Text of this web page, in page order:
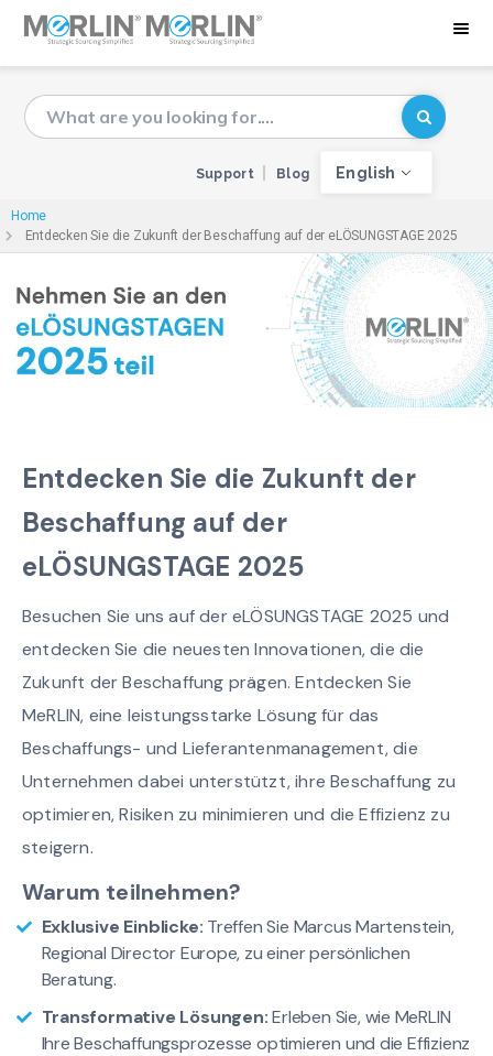
Support Blog English
Home
Entdecken Sie die Zukunft der Beschaffung auf der eLÖSUNGSTAGE 2025
Entdecken Sie die Zukunft der
Beschaffung auf der
eLÖSUNGSTAGE 2025
Besuchen Sie uns auf der eLÖSUNGSTAGE 2025 und
entdecken Sie die neuesten Innovationen, die die
Zukunft der Beschaffung prägen. Entdecken Sie
MeRLIN, eine leistungsstarke Lösung für das
Beschaffungs- und Lieferantenmanagement, die
Unternehmen dabei unterstützt, ihre Beschaffung zu
optimieren, Risiken zu minimieren und die Effizienz zu
steigern.
Warum teilnehmen?
Exklusive Einblicke: Treffen Sie Marcus Martenstein,
Regional Director Europe, zu einer persönlichen
Beratung.
Transformative Lösungen:Erleben Sie, wie MeRLIN
Ihre Beschaffungsprozesse optimieren und die Effizienz